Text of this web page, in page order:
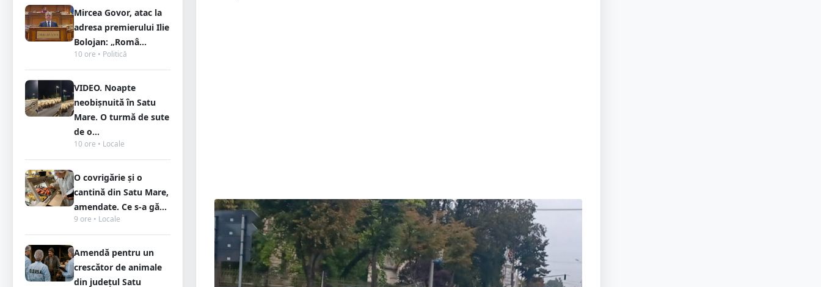
Mircea Govor, atac la
adresa premierului Ilie
Bolojan: „Româ...
10 ore • Politică
VIDEO. Noapte
neobișnuită în Satu
Mare. O turmă de sute
de o...
10 ore • Locale
O covrigărie și o
cantină din Satu Mare,
amendate. Ce s-a gă...
9 ore • Locale
Amendă pentru un
crescător de animale
din județul Satu